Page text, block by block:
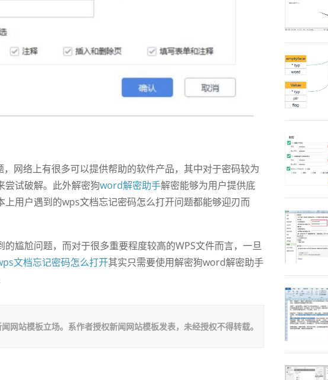
络上有很多可以提供帮助的软件产品，其中对于密码较为
尝试破解。此外解密狗word解密助手解密能够为用户提供底
上用户遇到的wps文档忘记密码怎么打开问题都能够迎刃而
尴尬问题，而对于很多重要程度较高的WPS文件而言，一旦
文档忘记密码怎么打开其实只需要使用解密狗word解密助手
网站模板立场。系作者授权新闻网站模板发表，未经授权不得转载。